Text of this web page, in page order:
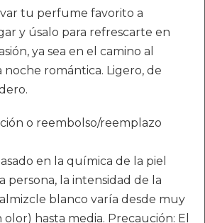
tu perfume favorito a
y úsalo para refrescarte en
ya sea en el camino al
noche romántica. Ligero, de
o reembolso/reemplazo
en la química de la piel
persona, la intensidad de la
blanco varía desde muy
olor) hasta media. Precaución: El